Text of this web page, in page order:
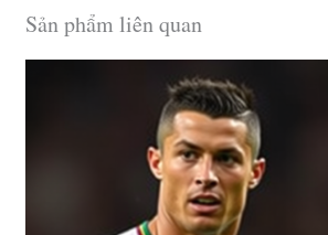
Sản phẩm liên quan